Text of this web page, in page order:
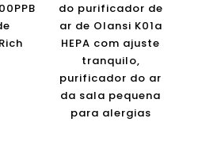
do purificador de
ar de Olansi K01a
HEPA com ajuste
tranquilo,
purificador do ar
da sala pequena
para alergias